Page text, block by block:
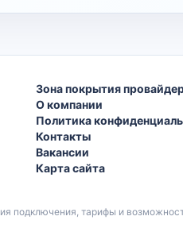
Зона покрытия
О компании
Политика
Контакты
Вакансии
Карта сайта
подключения, тарифы и